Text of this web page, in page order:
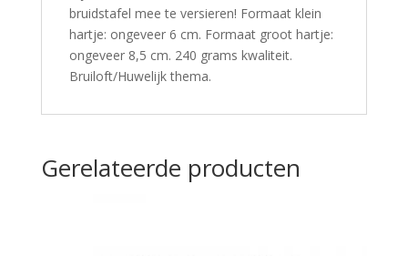
bruidstafel mee te versieren! Formaat klein
hartje: ongeveer 6 cm. Formaat groot hartje:
ongeveer 8,5 cm. 240 grams kwaliteit.
Bruiloft/Huwelijk thema.
Gerelateerde producten